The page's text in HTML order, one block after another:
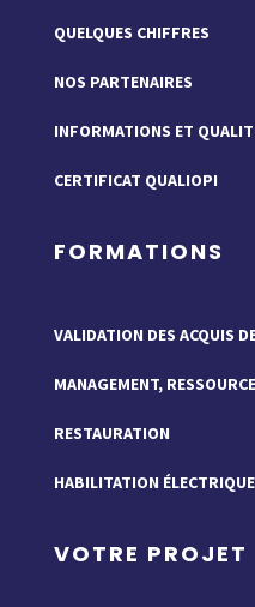
QUELQUES CHIFFRES
NOS PARTENAIRES
INFORMATIONS ET
CERTIFICAT QUALIOPI
FORMATIONS
VALIDATION DES ACQUIS
MANAGEMENT,
RESTAURATION
HABILITATION ÉLECTRIQUE
VOTRE PROJET